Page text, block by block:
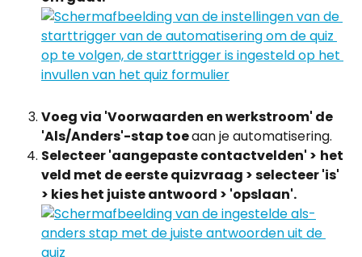
Voeg via 'Voorwaarden en werkstroom' de
'Als/Anders'-stap toe aan je automatisering.
Selecteer 'aangepaste contactvelden' > het
veld met de eerste quizvraag > selecteer 'is'
> kies het juiste antwoord > 'opslaan'.